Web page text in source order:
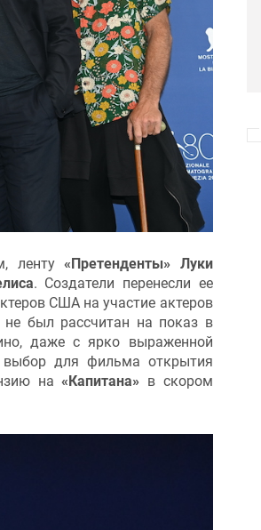
ленту «Претенденты» Луки
. Создатели перенесли ее
США на участие актеров
был рассчитан на показ в
даже с ярко выраженной
выбор для фильма открытия
на«Капитана» в скором